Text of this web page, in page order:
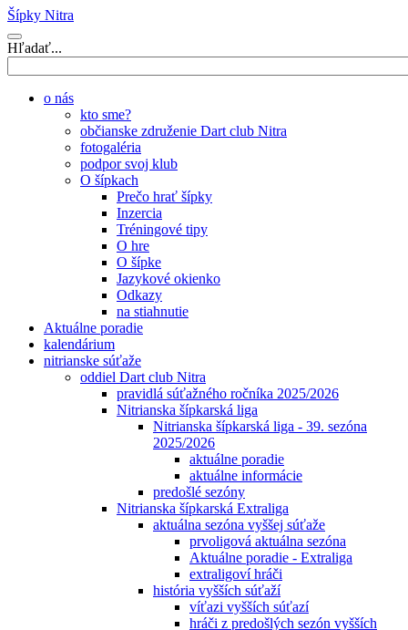
Šípky Nitra
Hľadať...
o nás
kto sme?
občianske združenie Dart club Nitra
fotogaléria
podpor svoj klub
O šípkach
Prečo hrať šípky
Inzercia
Tréningové tipy
O hre
O šípke
Jazykové okienko
Odkazy
na stiahnutie
Aktuálne poradie
kalendárium
nitrianske súťaže
oddiel Dart club Nitra
pravidlá súťažného ročníka 2025/2026
Nitrianska šípkarská liga
Nitrianska šípkarská liga - 39. sezóna
2025/2026
aktuálne poradie
aktuálne informácie
predošlé sezóny
Nitrianska šípkarská Extraliga
aktuálna sezóna vyššej súťaže
prvoligová aktuálna sezóna
Aktuálne poradie - Extraliga
extraligoví hráči
história vyšších súťaží
víťazi vyšších súťazí
hráči z predošlých sezón vyšších